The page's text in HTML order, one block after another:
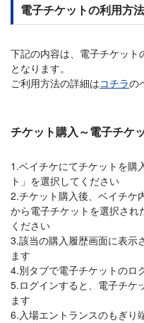
電子チケットの利用方法
下記の内容は、電子チケッ
となります。
ご利用方法の詳細はコチラの
チケット購入～電子チケ
1.ベイチケにてチケットを購
ト」を選択してください
2.チケット購入後、ベイチケ
から電子チケットを選択さ
ください
3.該当の購入履歴画面に表示
ます
4.別タブで電子チケットのロ
5.ログインすると、電子チケ
ます
6.入場エントランスのもぎり